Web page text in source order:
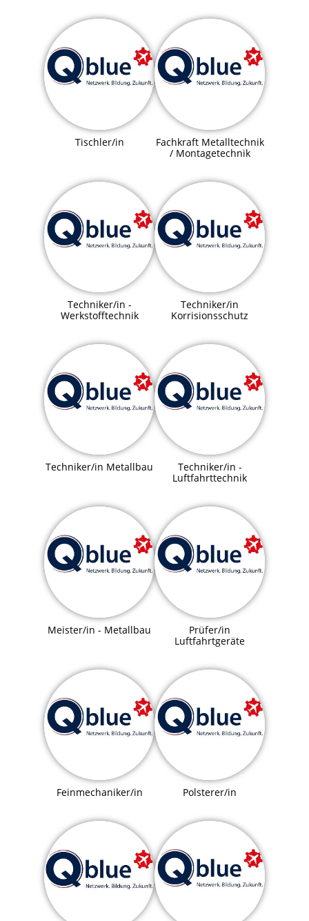
Tischler/in
Fachkraft Metalltechnik
/ Montagetechnik
Techniker/in -
Werkstofftechnik
Techniker/in
Korrisionsschutz
Techniker/in Metallbau
Techniker/in -
Luftfahrttechnik
Meister/in - Metallbau
Prüfer/in
Luftfahrtgeräte
Feinmechaniker/in Polsterer/in